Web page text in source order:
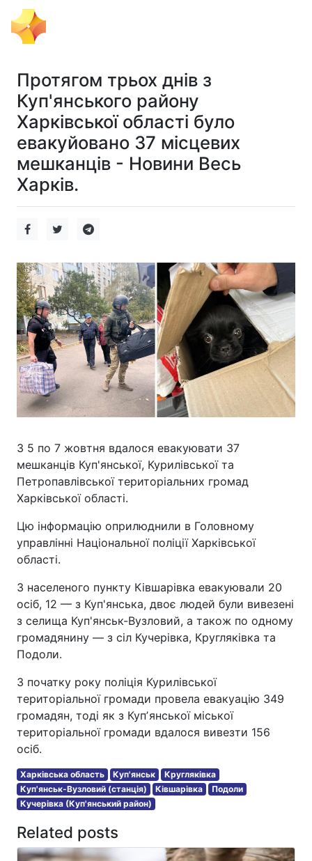
Протягом трьох днів з
Куп'янського району
Харківської області було
евакуйовано 37 місцевих
мешканців - Новини Весь
Харків.
З 5 по 7 жовтня вдалося евакуювати 37
мешканців Куп'янської, Курилівської та
Петропавлівської територіальних громад
Харківської області.
Цю інформацію оприлюднили в Головному
управлінні Національної поліції Харківської
області.
З населеного пункту Ківшарівка евакуювали 20
осіб, 12 — з Куп'янська, двоє людей були вивезені
з селища Куп'янськ-Вузловий, а також по одному
громадянину — з сіл Кучерівка, Кругляківка та
Подоли.
З початку року поліція Курилівської
територіальної громади провела евакуацію 349
громадян, тоді як з Купʼянської міської
територіальної громади вдалося вивезти 156
осіб.
Харківська область Куп'янськ
Кругляківка
Куп'янськ-Вузловий (станція)
Ківшарівка
Подоли
Кучерівка (Куп'янський район)
Related posts